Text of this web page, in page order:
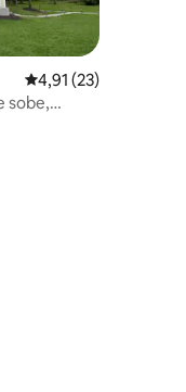
Prosječna ocjena:
4,91 (23)
sobe,